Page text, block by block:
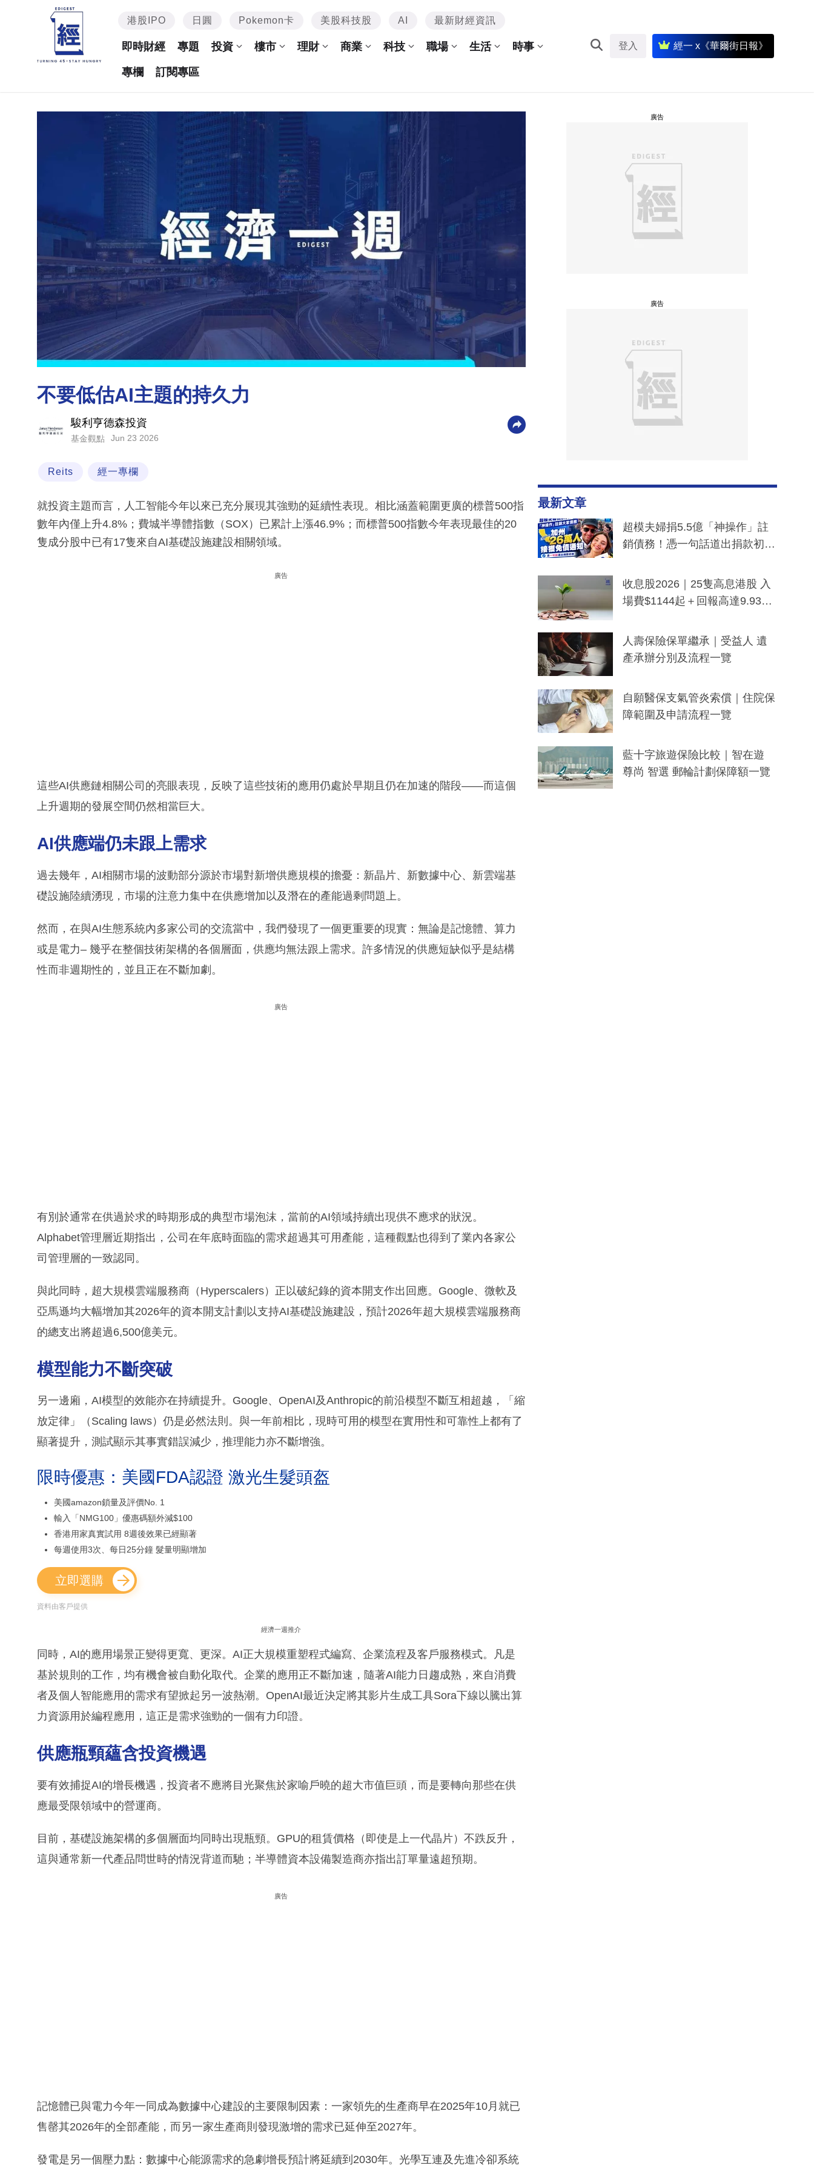
港股IPO 日圓 Pokemon卡 美股科技股 AI 最新財經資訊
即時財經 專題 投資 樓市 理財 商業 科技 職場 生活 時事
專欄 訂閱專區
登入 經一 x《華爾街日報》
不要低估AI主題的持久力
駿利亨德森投資
基金觀點 Jun 23 2026
Reits 經一專欄
就投資主題而言，人工智能今年以來已充分展現其強勁的延續性表現。相比涵蓋範圍更廣的標普500指
數年內僅上升4.8%；費城半導體指數（SOX）已累計上漲46.9%；而標普500指數今年表現最佳的20
隻成分股中已有17隻來自AI基礎設施建設相關領域。
廣告
這些AI供應鏈相關公司的亮眼表現，反映了這些技術的應用仍處於早期且仍在加速的階段——而這個
上升週期的發展空間仍然相當巨大。
AI供應端仍未跟上需求
過去幾年，AI相關市場的波動部分源於市場對新增供應規模的擔憂：新晶片、新數據中心、新雲端基
礎設施陸續湧現，市場的注意力集中在供應增加以及潛在的產能過剩問題上。
然而，在與AI生態系統內多家公司的交流當中，我們發現了一個更重要的現實：無論是記憶體、算力
或是電力– 幾乎在整個技術架構的各個層面，供應均無法跟上需求。許多情況的供應短缺似乎是結構
性而非週期性的，並且正在不斷加劇。
廣告
有別於通常在供過於求的時期形成的典型市場泡沫，當前的AI領域持續出現供不應求的狀況。
Alphabet管理層近期指出，公司在年底時面臨的需求超過其可用產能，這種觀點也得到了業內各家公
司管理層的一致認同。
與此同時，超大規模雲端服務商（Hyperscalers）正以破紀錄的資本開支作出回應。Google、微軟及
亞馬遜均大幅增加其2026年的資本開支計劃以支持AI基礎設施建設，預計2026年超大規模雲端服務商
的總支出將超過6,500億美元。
模型能力不斷突破
另一邊廂，AI模型的效能亦在持續提升。Google、OpenAI及Anthropic的前沿模型不斷互相超越，「縮
放定律」（Scaling laws）仍是必然法則。與一年前相比，現時可用的模型在實用性和可靠性上都有了
顯著提升，測試顯示其事實錯誤減少，推理能力亦不斷增強。
限時優惠：美國FDA認證 激光生髮頭盔
美國amazon鎖量及評價No. 1
輸入「NMG100」優惠碼額外減$100
香港用家真實試用 8週後效果已經顯著
每週使用3次、每日25分鐘 髮量明顯增加
立即選購
資料由客戶提供
經濟一週推介
同時，AI的應用場景正變得更寬、更深。AI正大規模重塑程式編寫、企業流程及客戶服務模式。凡是
基於規則的工作，均有機會被自動化取代。企業的應用正不斷加速，隨著AI能力日趨成熟，來自消費
者及個人智能應用的需求有望掀起另一波熱潮。OpenAI最近決定將其影片生成工具Sora下線以騰出算
力資源用於編程應用，這正是需求強勁的一個有力印證。
供應瓶頸蘊含投資機遇
要有效捕捉AI的增長機遇，投資者不應將目光聚焦於家喻戶曉的超大市值巨頭，而是要轉向那些在供
應最受限領域中的營運商。
目前，基礎設施架構的多個層面均同時出現瓶頸。GPU的租賃價格（即使是上一代晶片）不跌反升，
這與通常新一代產品問世時的情況背道而馳；半導體資本設備製造商亦指出訂單量遠超預期。
廣告
記憶體已與電力今年一同成為數據中心建設的主要限制因素：一家領先的生產商早在2025年10月就已
售罄其2026年的全部產能，而另一家生產商則發現激增的需求已延伸至2027年。
發電是另一個壓力點：數據中心能源需求的急劇增長預計將延續到2030年。光學互連及先進冷卻系統
廣告
廣告
最新文章
超模夫婦捐5.5億「神操作」註
銷債務！憑一句話道出捐款初
一度被誤當詐騙手段
收息股2026｜25隻高息港股 入
場費$1144起＋回報高達9.93
人壽保險保單繼承｜受益人 遺
產承辦分別及流程一覽
自願醫保支氣管炎索償｜住院保
障範圍及申請流程一覽
藍十字旅遊保險比較｜智在遊
尊尚 智選 郵輪計劃保障額一覽